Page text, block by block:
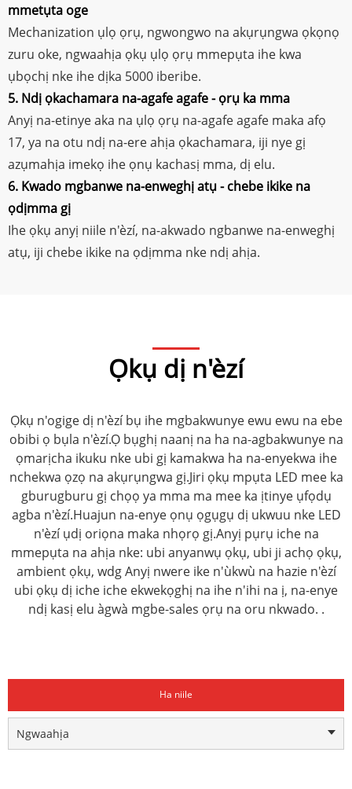
mmetụta oge
Mechanization ụlọ ọrụ, ngwongwo na akụrụngwa ọkọnọ
zuru oke, ngwaahịa ọkụ ụlọ ọrụ mmepụta ihe kwa
ụbọchị nke ihe dịka 5000 iberibe.
5. Ndị ọkachamara na-agafe agafe - ọrụ ka mma
Anyị na-etinye aka na ụlọ ọrụ na-agafe agafe maka afọ
17, ya na otu ndị na-ere ahịa ọkachamara, iji nye gị
azụmahịa imekọ ihe ọnụ kachasị mma, dị elu.
6. Kwado mgbanwe na-enweghị atụ - chebe ikike na
ọdịmma gị
Ihe ọkụ anyị niile n'èzí, na-akwado ngbanwe na-enweghị
atụ, iji chebe ikike na ọdịmma nke ndị ahịa.
Ọkụ dị n'èzí
Ọkụ n'ogige dị n'èzí bụ ihe mgbakwunye ewu ewu na ebe
obibi ọ bụla n'èzí.Ọ bụghị naanị na ha na-agbakwunye na
ọmarịcha ikuku nke ubi gị kamakwa ha na-enyekwa ihe
nchekwa ọzọ na akụrụngwa gị.Jiri ọkụ mpụta LED mee ka
gburugburu gị chọọ ya mma ma mee ka ịtinye ụfọdụ
agba n'èzí.Huajun na-enye ọnụ ọgụgụ dị ukwuu nke LED
n'èzí ụdị oriọna maka nhọrọ gị.Anyị pụrụ iche na
mmepụta na ahịa nke: ubi anyanwụ ọkụ, ubi ji achọ ọkụ,
ambient ọkụ, wdg Anyị nwere ike n'ùkwù na hazie n'èzí
ubi ọkụ dị iche iche ekwekọghị na ihe n'ihi na ị, na-enye
ndị kasị elu àgwà mgbe-sales ọrụ na oru nkwado. .
Ha niile
Ngwaahịa